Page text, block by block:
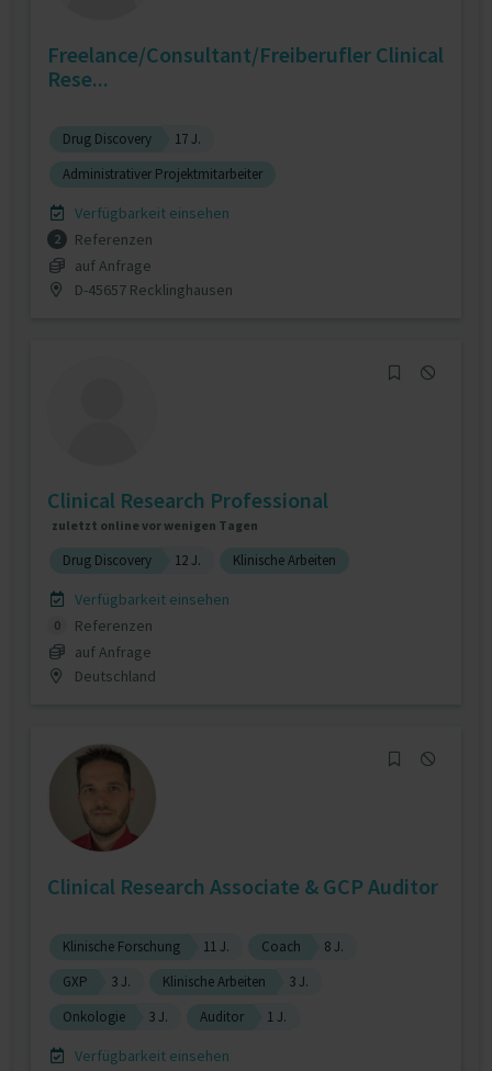
Freelance/Consultant/Freiberufler Clinical
Rese...
Drug Discovery
17 J.
Administrativer Projektmitarbeiter
Verfügbarkeit einsehen
2
Referenzen
auf Anfrage
D-45657 Recklinghausen
Clinical Research Professional
zuletzt online vor wenigen Tagen
Drug Discovery 12 J. Klinische Arbeiten
Verfügbarkeit einsehen
0
Referenzen
auf Anfrage
Deutschland
Clinical Research Associate & GCP Auditor
Klinische Forschung 11 J. Coach
8 J.
GXP
3 J. Klinische Arbeiten
3 J.
Onkologie
3 J. Auditor 1 J.
Verfügbarkeit einsehen